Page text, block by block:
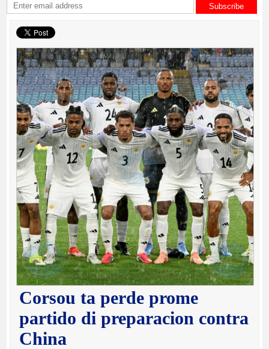
Subscribe
Corsou ta perde prome
partido di preparacion contra
China